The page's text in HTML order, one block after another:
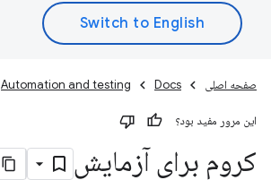
صفحه اصلی Docs
Automation and testing
این مرور مفید بود؟
کروم برای آزمایش